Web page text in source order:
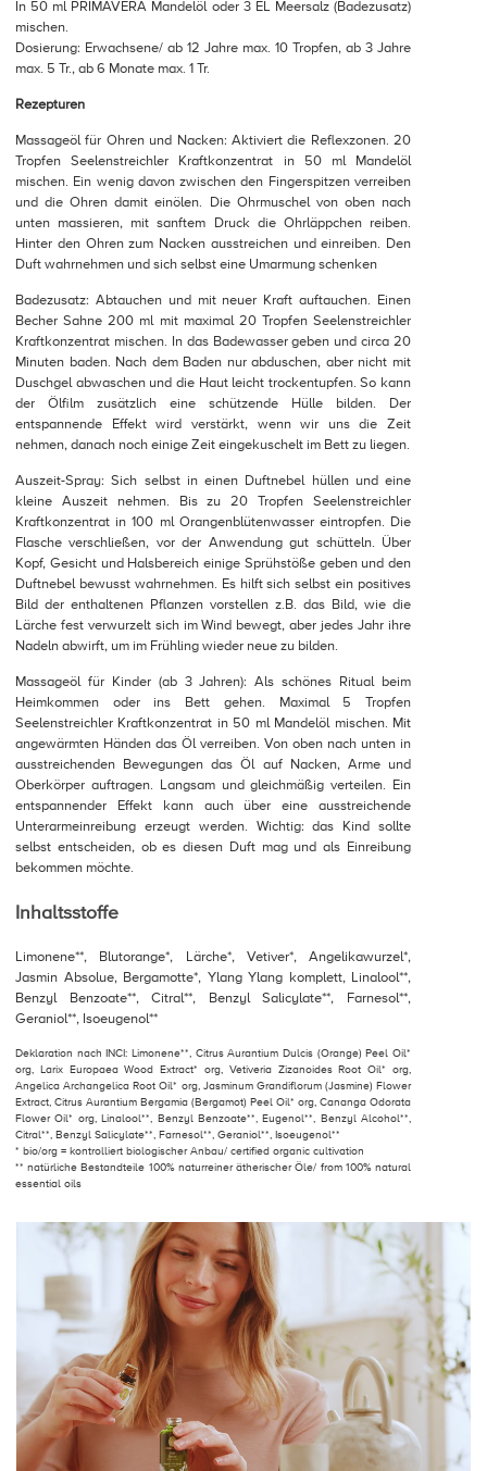
In 50 ml PRIMAVERA Mandelöl oder 3 EL Meersalz (Badezusatz)
mischen.
Dosierung: Erwachsene/ ab 12 Jahre max. 10 Tropfen, ab 3 Jahre
max. 5 Tr., ab 6 Monate max. 1 Tr.
Rezepturen
Massageöl für Ohren und Nacken: Aktiviert die Reflexzonen. 20
Tropfen Seelenstreichler Kraftkonzentrat in 50 ml Mandelöl
mischen. Ein wenig davon zwischen den Fingerspitzen verreiben
und die Ohren damit einölen. Die Ohrmuschel von oben nach
unten massieren, mit sanftem Druck die Ohrläppchen reiben.
Hinter den Ohren zum Nacken ausstreichen und einreiben. Den
Duft wahrnehmen und sich selbst eine Umarmung schenken
Badezusatz: Abtauchen und mit neuer Kraft auftauchen. Einen
Becher Sahne 200 ml mit maximal 20 Tropfen Seelenstreichler
Kraftkonzentrat mischen. In das Badewasser geben und circa 20
Minuten baden. Nach dem Baden nur abduschen, aber nicht mit
Duschgel abwaschen und die Haut leicht trockentupfen. So kann
der Ölfilm zusätzlich eine schützende Hülle bilden. Der
entspannende Effekt wird verstärkt, wenn wir uns die Zeit
nehmen, danach noch einige Zeit eingekuschelt im Bett zu liegen.
Auszeit-Spray: Sich selbst in einen Duftnebel hüllen und eine
kleine Auszeit nehmen. Bis zu 20 Tropfen Seelenstreichler
Kraftkonzentrat in 100 ml Orangenblütenwasser eintropfen. Die
Flasche verschließen, vor der Anwendung gut schütteln. Über
Kopf, Gesicht und Halsbereich einige Sprühstöße geben und den
Duftnebel bewusst wahrnehmen. Es hilft sich selbst ein positives
Bild der enthaltenen Pflanzen vorstellen z.B. das Bild, wie die
Lärche fest verwurzelt sich im Wind bewegt, aber jedes Jahr ihre
Nadeln abwirft, um im Frühling wieder neue zu bilden.
Massageöl für Kinder (ab 3 Jahren): Als schönes Ritual beim
Heimkommen oder ins Bett gehen. Maximal 5 Tropfen
Seelenstreichler Kraftkonzentrat in 50 ml Mandelöl mischen. Mit
angewärmten Händen das Öl verreiben. Von oben nach unten in
ausstreichenden Bewegungen das Öl auf Nacken, Arme und
Oberkörper auftragen. Langsam und gleichmäßig verteilen. Ein
entspannender Effekt kann auch über eine ausstreichende
Unterarmeinreibung erzeugt werden. Wichtig: das Kind sollte
selbst entscheiden, ob es diesen Duft mag und als Einreibung
bekommen möchte.
Inhaltsstoffe
Limonene**, Blutorange*, Lärche*, Vetiver*, Angelikawurzel*,
Jasmin Absolue, Bergamotte*, Ylang Ylang komplett, Linalool**,
Benzyl Benzoate**, Citral**, Benzyl Salicylate**, Farnesol**,
Geraniol**, Isoeugenol**
Deklaration nach INCI: Limonene**, Citrus Aurantium Dulcis (Orange) Peel Oil*
org, Larix Europaea Wood Extract* org, Vetiveria Zizanoides Root Oil* org,
Angelica Archangelica Root Oil* org, Jasminum Grandiflorum (Jasmine) Flower
Extract, Citrus Aurantium Bergamia (Bergamot) Peel Oil* org, Cananga Odorata
Flower Oil* org, Linalool**, Benzyl Benzoate**, Eugenol**, Benzyl Alcohol**,
Citral**, Benzyl Salicylate**, Farnesol**, Geraniol**, Isoeugenol**
* bio/org = kontrolliert biologischer Anbau/ certified organic cultivation
** natürliche Bestandteile 100% naturreiner ätherischer Öle/ from 100% natural
essential oils